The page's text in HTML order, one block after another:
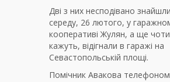
Дві з них несподівано
середу, 26 лютого, у
кооперативі Жулян, а ще
кажуть, відігнали в гаражі на
Севастопольській площі.
Помічник Авакова телефоном